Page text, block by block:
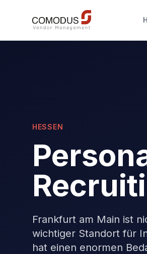
HESSEN
Frankfurt am Main ist
wichtiger Standort für
hat einen enormen